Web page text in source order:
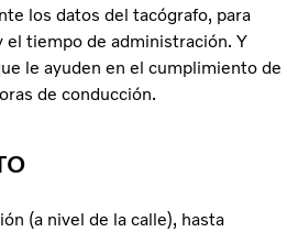
los datos del tacógrafo, para
el tiempo de administración. Y
le ayuden en el cumplimiento de
de conducción.
(a nivel de la calle), hasta